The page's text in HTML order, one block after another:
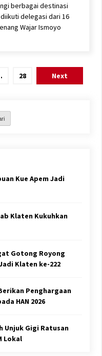
berbagai destinasi
delegasi dari 16
Wajar Ismoyo
28 Next
Kue Apem Jadi
Klaten Kukuhkan
Gotong Royong
Klaten ke-222
Penghargaan
HAN 2026
Unjuk Gigi Ratusan
Lokal